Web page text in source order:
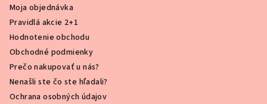
Moja objednávka
Pravidlá akcie 2+1
Hodnotenie obchodu
Obchodné podmienky
Prečo nakupovať u nás?
Nenašli ste čo ste hľadali?
Ochrana osobných údajov